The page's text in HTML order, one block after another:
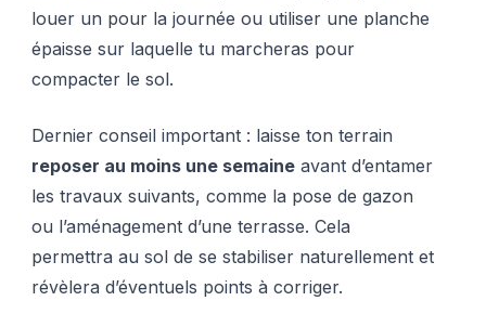
louer un pour la journée ou utiliser une planche
épaisse sur laquelle tu marcheras pour
compacter le sol.
Dernier conseil important : laisse ton terrain
reposer au moins une semaine avant d’entamer
les travaux suivants, comme la pose de gazon
ou l’aménagement d’une terrasse. Cela
permettra au sol de se stabiliser naturellement et
révèlera d’éventuels points à corriger.